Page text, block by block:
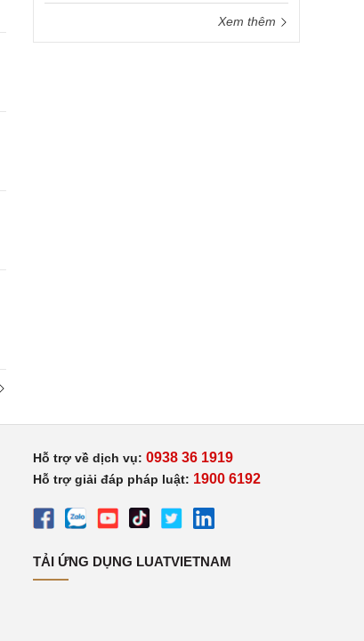
Xem thêm
Hỗ trợ về dịch vụ: 0938 36 1919
Hỗ trợ giải đáp pháp luật: 1900 6192
TẢI ỨNG DỤNG LUATVIETNAM